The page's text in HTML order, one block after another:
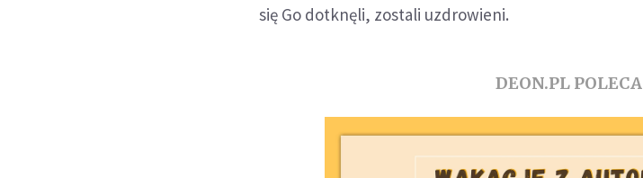
się Go dotknęli, zostali uzdrowieni.
DEON.PL POLECA